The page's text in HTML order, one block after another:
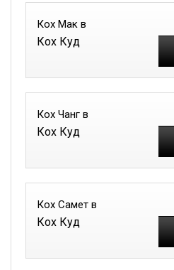
Кох Мак в
Кох Куд
Кох Чанг в
Кох Куд
Кох Самет в
Кох Куд